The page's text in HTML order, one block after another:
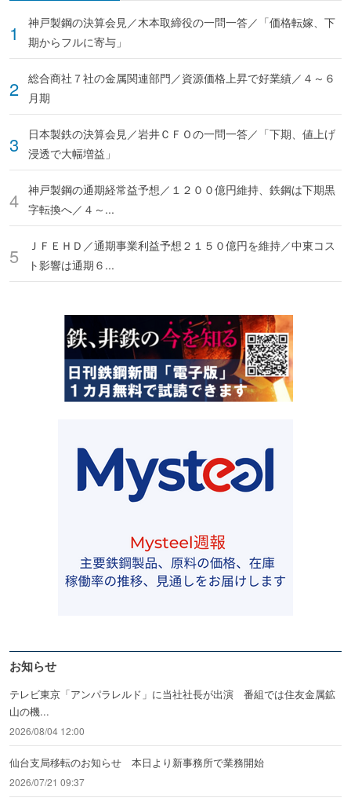
神戸製鋼の決算会見／木本取締役の一問一答／「価格転嫁、下
期からフルに寄与」
総合商社７社の金属関連部門／資源価格上昇で好業績／４～６
月期
日本製鉄の決算会見／岩井ＣＦＯの一問一答／「下期、値上げ
浸透で大幅増益」
神戸製鋼の通期経常益予想／１２００億円維持、鉄鋼は下期黒
字転換へ／４～...
ＪＦＥＨＤ／通期事業利益予想２１５０億円を維持／中東コス
ト影響は通期６...
お知らせ
テレビ東京「アンパラレルド」に当社社長が出演 番組では住友金属鉱
山の機...
2026/08/04 12:00
仙台支局移転のお知らせ 本日より新事務所で業務開始
2026/07/21 09:37